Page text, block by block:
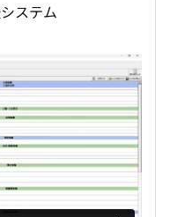
ステム